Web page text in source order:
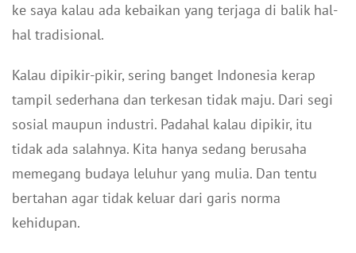
ke saya kalau ada kebaikan yang terjaga di balik hal-
hal tradisional.
Kalau dipikir-pikir, sering banget Indonesia kerap
tampil sederhana dan terkesan tidak maju. Dari segi
sosial maupun industri. Padahal kalau dipikir, itu
tidak ada salahnya. Kita hanya sedang berusaha
memegang budaya leluhur yang mulia. Dan tentu
bertahan agar tidak keluar dari garis norma
kehidupan.